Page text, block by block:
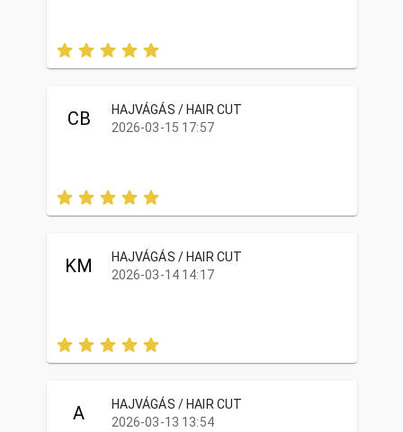
CB
HAJVÁGÁS / HAIR CUT
2026-03-15 17:57
KM
HAJVÁGÁS / HAIR CUT
2026-03-14 14:17
A
HAJVÁGÁS / HAIR CUT
2026-03-13 13:54